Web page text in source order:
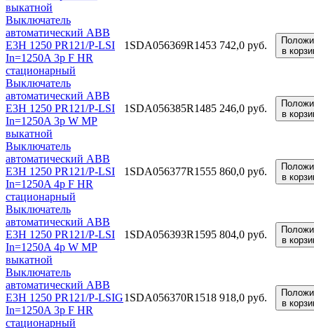
выкатной
Выключатель
автоматический ABB
E3H 1250 PR121/P-LSI
In=1250A 3p F HR
стационарный
1SDA056369R1453 742,0 руб.
в
Выключатель
автоматический ABB
E3H 1250 PR121/P-LSI
In=1250A 3p W MP
выкатной
1SDA056385R1485 246,0 руб.
в
Выключатель
автоматический ABB
E3H 1250 PR121/P-LSI
In=1250A 4p F HR
стационарный
1SDA056377R1 555 860,0 руб.
в
Выключатель
автоматический ABB
E3H 1250 PR121/P-LSI
In=1250A 4p W MP
выкатной
1SDA056393R1 595 804,0 руб.
в
Выключатель
автоматический ABB
E3H 1250 PR121/P-LSIG
In=1250A 3p F HR
стационарный
1SDA056370R1 518 918,0 руб.
в